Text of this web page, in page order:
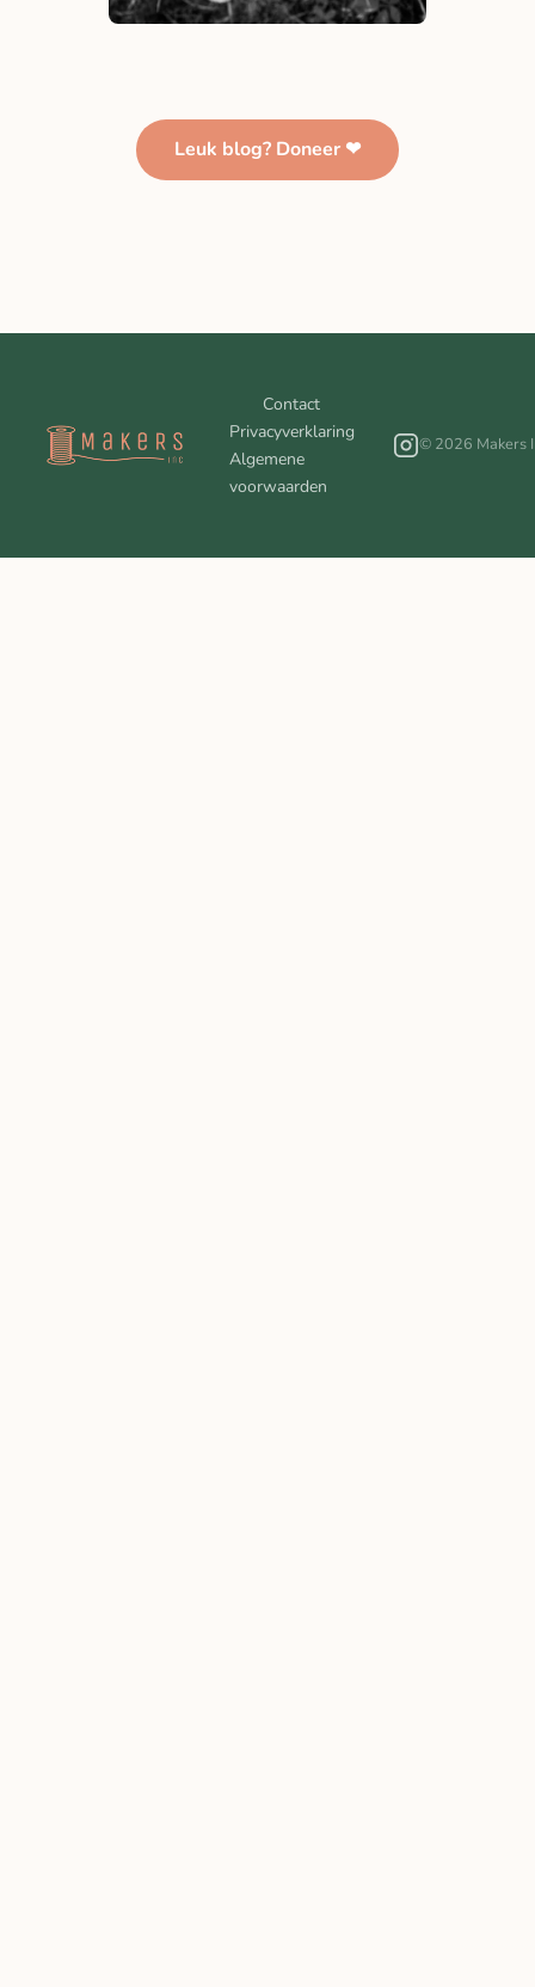
Leuk blog? Doneer ❤
Contact
Privacyverklaring
Algemene
voorwaarden
© 2026 Makers